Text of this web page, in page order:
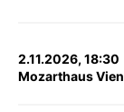
2.11.2026, 18:30
Mozarthaus